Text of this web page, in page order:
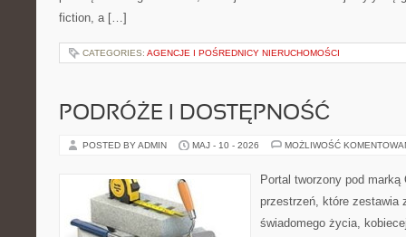
fiction, a […]
CATEGORIES: AGENCJE I POŚREDNICY NIERUCHOMOŚCI
PODRÓŻE I DOSTĘPNOŚĆ
POSTED BY ADMIN MAJ - 10 - 2026 MOŻLIWOŚĆ
Portal tworzony pod
przestrzeń, które zestawia
świadomego życia,